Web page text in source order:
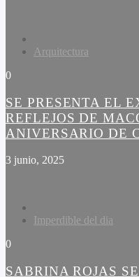
Arquitectura
0
SE PRESENTA EL
REFLEJOS DE
ANIVERSARIO DE
3 junio, 2025
Imperdible del dia
0
SABRINA ROJAS